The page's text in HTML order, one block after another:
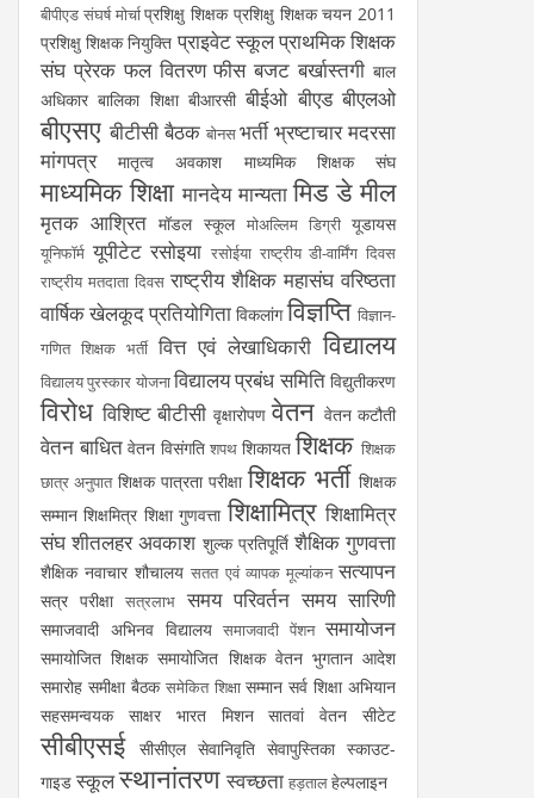
बीपीएड संघर्ष मोर्चा प्रशिक्षु शिक्षक प्रशिक्षु शिक्षक चयन 2011
प्रशिक्षु शिक्षक नियुक्ति प्राइवेट स्कूलप्राथमिक शिक्षक
संघ प्रेरक फल वितरण फीस बजट बर्खास्तगी बाल
अधिकार बालिका शिक्षा बीआरसी बीईओ बीएड बीएलओ
बीएसए बीटीसी बैठक बोनस भर्ती भ्रष्टाचार मदरसा
मांगपत्र
मातृत्व अवकाश माध्यमिक शिक्षक संघ
माध्यमिक शिक्षा मानदेय मान्यता मिड डे मील
मृतक आश्रित मॉडल स्कूल मोअल्लिम डिग्री यूडायस
यूनिफॉर्म यूपीटेट रसोइया रसोईया राष्ट्रीय डी-वार्मिंग दिवस
राष्ट्रीय मतदाता दिवस राष्ट्रीय शैक्षिक महासंघ वरिष्ठता
वार्षिक खेलकूद प्रतियोगिता विकलांग विज्ञप्ति विज्ञान-
गणित शिक्षक भर्ती वित्त एवं लेखाधिकारी विद्यालय
विद्यालय पुरस्कार योजनाविद्यालय प्रबंध समिति विद्युतीकरण
विरोध विशिष्ट बीटीसी वृक्षारोपण वेतन वेतन कटौती
वेतन बाधित वेतन विसंगति शपथ शिकायत शिक्षक शिक्षक
छात्र अनुपात शिक्षक पात्रता परीक्षा शिक्षक भर्ती शिक्षक
सम्मान शिक्षमित्र शिक्षा गुणवत्ता शिक्षामित्र शिक्षामित्र
संघ शीतलहर अवकाश शुल्क प्रतिपूर्ति शैक्षिक गुणवत्ता
शैक्षिक नवाचार शौचालय सतत एवं व्यापक मूल्यांकन सत्यापन
सत्र परीक्षा सत्रलाभ समय परिवर्तन समय सारिणी
समाजवादी अभिनव विद्यालय समाजवादी पेंशन समायोजन
समायोजित शिक्षक समायोजित शिक्षक वेतन भुगतान आदेश
समारोह समीक्षा बैठक समेकित शिक्षा सम्मान सर्व शिक्षा अभियान
सहसमन्वयक
साक्षर भारत मिशन सातवां वेतन सीटेट
सीबीएसई सीसीएल सेवानिवृति सेवापुस्तिका स्काउट-
गाइड स्कूलस्थानांतरण स्वच्छता हड़तालहेल्पलाइन